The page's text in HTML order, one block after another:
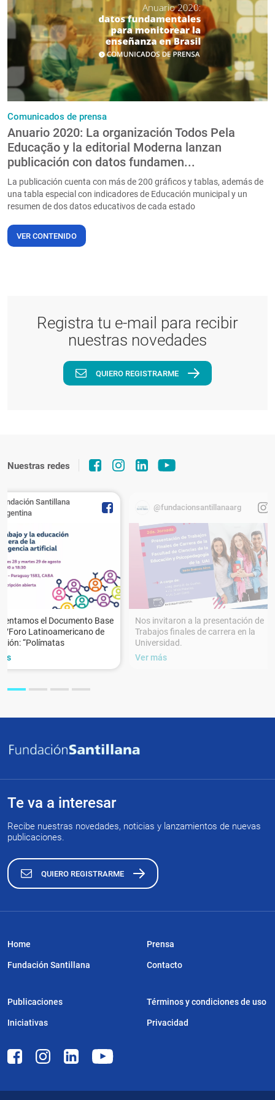
PT
Comunicados de prensa
Anuario 2020: La organización Todos Pela
Educação y la editorial Moderna lanzan
publicación con datos fundamen...
La publicación cuenta con más de 200 gráficos y tablas, además de
una tabla especial con indicadores de Educación municipal y un
resumen de dos datos educativos de cada estado
VER CONTENIDO
Registra tu e-mail para recibir
nuestras novedades
QUIERO REGISTRARME
Nuestras redes
Santillana
el Documento Base
Latinoamericano de
“Polímatas
@fundacionsantillanaarg
Nos invitaron a la presentación de
Trabajos finales de carrera en la
Universidad.
Ver más
Te va a interesar
Recibe nuestras novedades, noticias y lanzamientos de nuevas
publicaciones.
QUIERO REGISTRARME
Home
Fundación Santillana
Publicaciones
Iniciativas
Prensa
Contacto
Términos y condiciones de uso
Privacidad